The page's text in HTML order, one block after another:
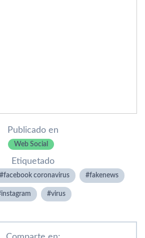
Publicado en
Web Social
Etiquetado
facebook coronavirus fakenews
instagram virus